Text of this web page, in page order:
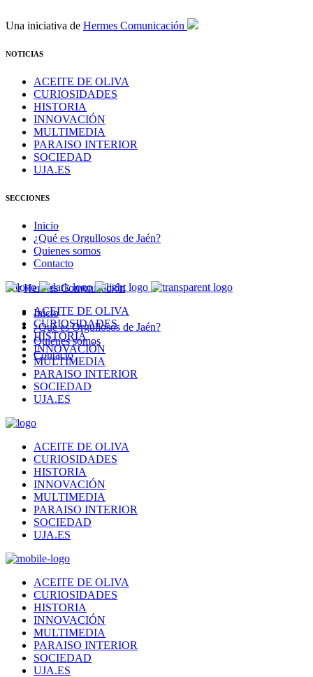
Una iniciativa de Hermes Comunicación
NOTICIAS
ACEITE DE OLIVA
CURIOSIDADES
HISTORIA
INNOVACIÓN
MULTIMEDIA
PARAISO INTERIOR
SOCIEDAD
UJA.ES
SECCIONES
Inicio
¿Qué es Orgullosos de Jaén?
Quienes somos
Contacto
PorHermes Comunicación
Inicio
¿Qué es Orgullosos de Jaén?
Quienes somos
Contacto
ACEITE DE OLIVA
CURIOSIDADES
HISTORIA
INNOVACIÓN
MULTIMEDIA
PARAISO INTERIOR
SOCIEDAD
UJA.ES
ACEITE DE OLIVA
CURIOSIDADES
HISTORIA
INNOVACIÓN
MULTIMEDIA
PARAISO INTERIOR
SOCIEDAD
UJA.ES
ACEITE DE OLIVA
CURIOSIDADES
HISTORIA
INNOVACIÓN
MULTIMEDIA
PARAISO INTERIOR
SOCIEDAD
UJA.ES